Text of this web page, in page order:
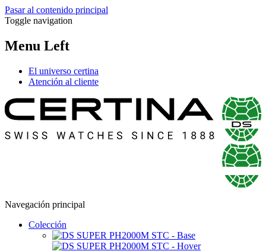
Pasar al contenido principal
Toggle navigation
Menu Left
El universo certina
Atención al cliente
Navegación principal
Colección